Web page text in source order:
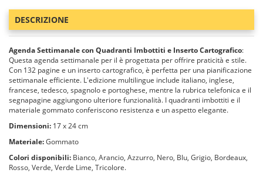
DESCRIZIONE
Agenda Settimanale con Quadranti Imbottiti e Inserto Cartografico:
Questa agenda settimanale per il è progettata per offrire praticità e stile.
Con 132 pagine e un inserto cartografico, è perfetta per una pianificazione
settimanale efficiente. L'edizione multilingue include italiano, inglese,
francese, tedesco, spagnolo e portoghese, mentre la rubrica telefonica e il
segnapagine aggiungono ulteriore funzionalità. I quadranti imbottiti e il
materiale gommato conferiscono resistenza e un aspetto elegante.
Dimensioni: 17 x 24 cm
Materiale:Gommato
Colori disponibili: Bianco, Arancio, Azzurro, Nero, Blu, Grigio, Bordeaux,
Rosso, Verde, Verde Lime, Tricolore.